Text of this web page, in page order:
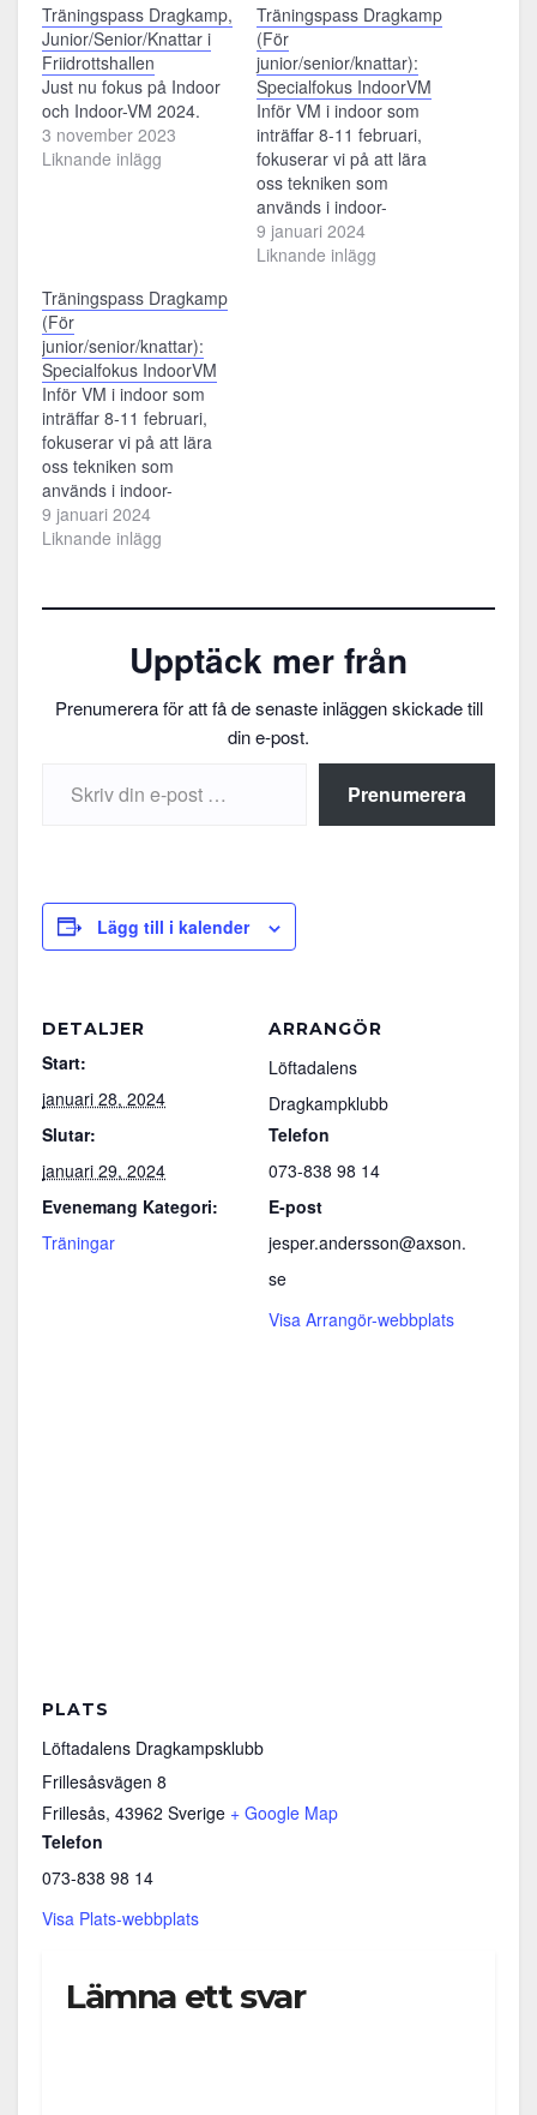
Träningspass Dragkamp,
Junior/Senior/Knattar i
Friidrottshallen
Just nu fokus på Indoor
och Indoor-VM 2024.
3 november 2023
Liknande inlägg
Träningspass Dragkamp
(För
junior/senior/knattar):
Specialfokus IndoorVM
Inför VM i indoor som
inträffar 8-11 februari,
fokuserar vi på att lära
oss tekniken som
används i indoor-
dragkamp.
9 januari 2024
Liknande inlägg
Träningspass Dragkamp
(För
junior/senior/knattar):
Specialfokus IndoorVM
Inför VM i indoor som
inträffar 8-11 februari,
fokuserar vi på att lära
oss tekniken som
används i indoor-
dragkamp.
9 januari 2024
Liknande inlägg
Upptäck mer från
Prenumerera för att få de senaste inläggen skickade till
din e-post.
Prenumerera
Lägg till i kalender
DETALJER
Start:
januari 28, 2024
Slutar:
januari 29, 2024
Evenemang Kategori:
Träningar
ARRANGÖR
Löftadalens
Dragkampklubb
Telefon
073-838 98 14
E-post
jesper.andersson@axson.
se
Visa Arrangör-webbplats
PLATS
Löftadalens Dragkampsklubb
Frillesåsvägen 8
Frillesås, 43962 Sverige + Google Map
Telefon
073-838 98 14
Visa Plats-webbplats
Lämna ett svar